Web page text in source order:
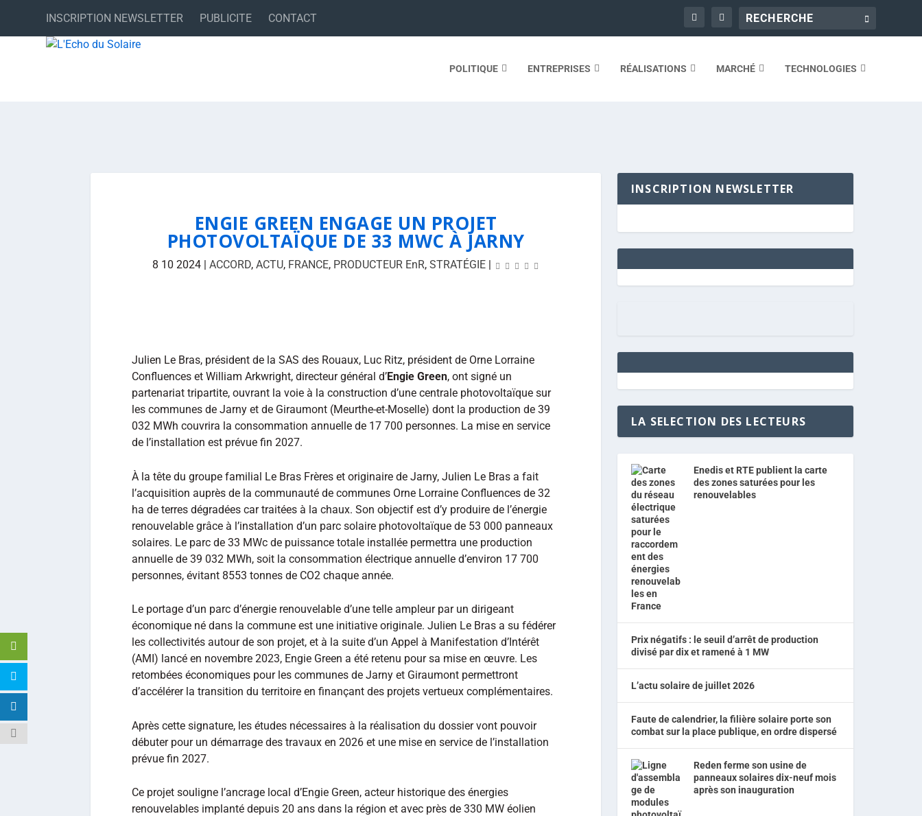
INSCRIPTION NEWSLETTER PUBLICITE CONTACT
POLITIQUE ENTREPRISES RÉALISATIONS MARCHÉ TECHNOLOGIES
ENGIE GREEN ENGAGE UN PROJET
PHOTOVOLTAÏQUE DE 33 MWC À JARNY
8 10 2024 | ACCORD, ACTU, FRANCE, PRODUCTEUR EnR, STRATÉGIE |
Julien Le Bras, président de la SAS des Rouaux, Luc Ritz, président de Orne Lorraine
Confluences et William Arkwright, directeur général d’Engie Green, ont signé un
partenariat tripartite, ouvrant la voie à la construction d’une centrale photovoltaïque sur
les communes de Jarny et de Giraumont (Meurthe-et-Moselle) dont la production de 39
032 MWh couvrira la consommation annuelle de 17 700 personnes. La mise en service
de l’installation est prévue fin 2027.
À la tête du groupe familial Le Bras Frères et originaire de Jarny, Julien Le Bras a fait
l’acquisition auprès de la communauté de communes Orne Lorraine Confluences de 32
ha de terres dégradées car traitées à la chaux. Son objectif est d’y produire de l’énergie
renouvelable grâce à l’installation d’un parc solaire photovoltaïque de 53 000 panneaux
solaires. Le parc de 33 MWc de puissance totale installée permettra une production
annuelle de 39 032 MWh, soit la consommation électrique annuelle d’environ 17 700
personnes, évitant 8553 tonnes de CO2 chaque année.
Le portage d’un parc d’énergie renouvelable d’une telle ampleur par un dirigeant
économique né dans la commune est une initiative originale. Julien Le Bras a su fédérer
les collectivités autour de son projet, et à la suite d’un Appel à Manifestation d’Intérêt
(AMI) lancé en novembre 2023, Engie Green a été retenu pour sa mise en œuvre. Les
retombées économiques pour les communes de Jarny et Giraumont permettront
d’accélérer la transition du territoire en finançant des projets vertueux complémentaires.
Après cette signature, les études nécessaires à la réalisation du dossier vont pouvoir
débuter pour un démarrage des travaux en 2026 et une mise en service de l’installation
prévue fin 2027.
Ce projet souligne l’ancrage local d’Engie Green, acteur historique des énergies
renouvelables implanté depuis 20 ans dans la région et avec près de 330 MW éolien
INSCRIPTION NEWSLETTER
LA SELECTION DES LECTEURS
Enedis et RTE publient la carte
des zones saturées pour les
renouvelables
Prix négatifs : le seuil d’arrêt de production
divisé par dix et ramené à 1 MW
L’actu solaire de juillet 2026
Faute de calendrier, la filière solaire porte son
combat sur la place publique, en ordre dispersé
Reden ferme son usine de
panneaux solaires dix-neuf mois
après son inauguration